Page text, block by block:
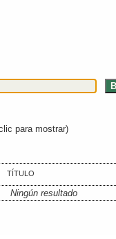
para mostrar)
TÍTULO
Ningún resultado